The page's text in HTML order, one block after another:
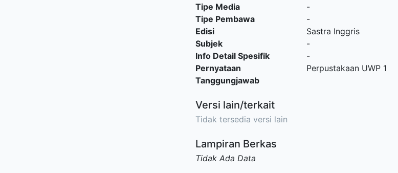
Tipe Media
-
Tipe Pembawa
-
Edisi
Sastra Inggris
Subjek
-
Info Detail Spesifik
-
Pernyataan
Tanggungjawab
Perpustakaan UWP 1
Versi lain/terkait
Tidak tersedia versi lain
Lampiran Berkas
Tidak Ada Data